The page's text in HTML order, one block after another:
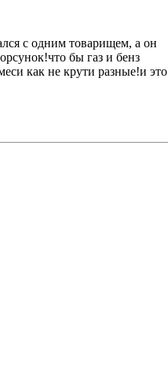
с одним товарищем, а он
бы газ и бенз
как не крути разные!и это